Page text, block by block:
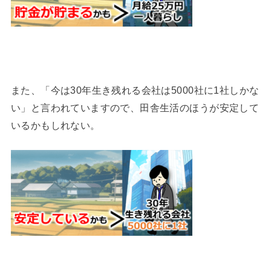
また、「今は30年生き残れる会社は5000社に1社しかな
い」と言われていますので、田舎生活のほうが安定して
いるかもしれない。